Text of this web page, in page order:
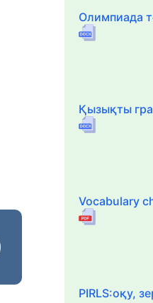
Олимпиада
Қызықты
Vocabulary
PIRLS:оқу,